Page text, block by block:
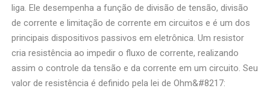
liga. Ele desempenha a função de divisão de tensão, divisão
de corrente e limitação de corrente em circuitos e é um dos
principais dispositivos passivos em eletrônica. Um resistor
cria resistência ao impedir o fluxo de corrente, realizando
assim o controle da tensão e da corrente em um circuito. Seu
valor de resistência é definido pela lei de Ohm&#8217: